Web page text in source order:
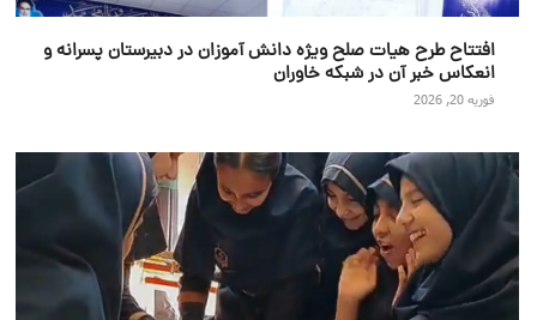
افتتاح طرح هیات صلح ویژه دانش آموزان در دبیرستان پسرانه و
انعکاس خبر آن در شبکه خاوران
فوریه 20, 2026